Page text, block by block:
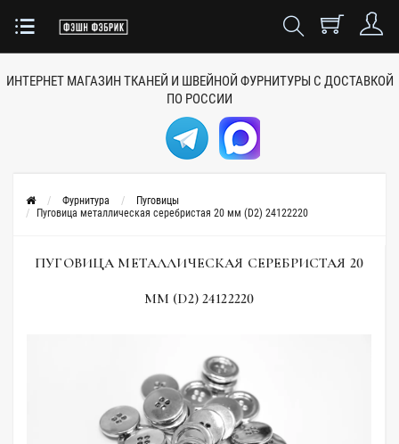
ИНТЕРНЕТ МАГАЗИН ТКАНЕЙ И ШВЕЙНОЙ ФУРНИТУРЫ С ДОСТАВКОЙ
ПО РОССИИ
Фурнитура
Пуговицы
Пуговица металлическая серебристая 20 мм (D2) 24122220
ПУГОВИЦА МЕТАЛЛИЧЕСКАЯ СЕРЕБРИСТАЯ 20
ММ (D2) 24122220